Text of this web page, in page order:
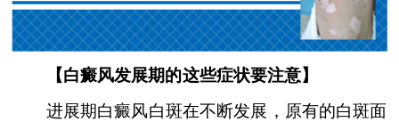
【白癜风发展期的这些症状要注意】
进展期白癜风白斑在不断发展，原有的白斑面